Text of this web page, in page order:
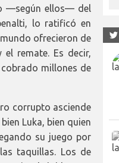
—según ellos— del
lo ratificó en
ofrecieron de
remate. Es decir,
millones de
corrupto asciende
Luka, bien quien
su juego por
taquillas. Los de